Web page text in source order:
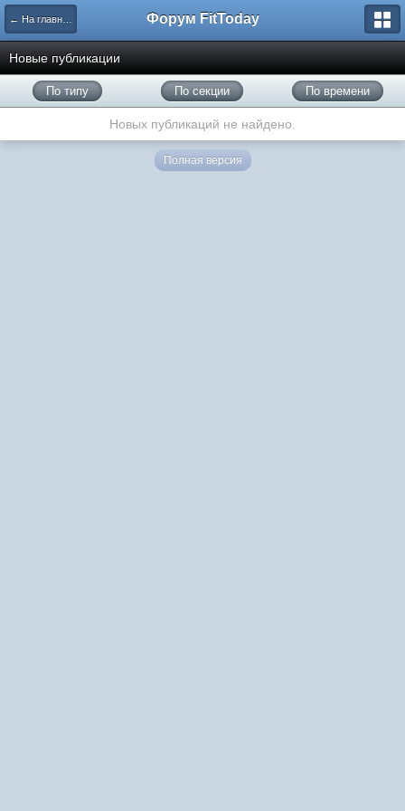
← На главную Форум FitToday
Новые публикации
По типу По секции По времени
Новых публикаций не найдено.
Полная версия